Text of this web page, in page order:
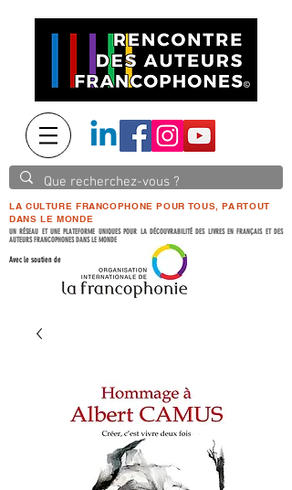
LA CULTURE FRANCOPHONE POUR TOUS, PARTOUT
DANS LE MONDE
UN RÉSEAU ET UNE PLATEFORME UNIQUES POUR LA DÉCOUVRABILITÉ DES LIVRES EN FRANÇAIS ET DES
AUTEURS FRANCOPHONES DANS LE MONDE
Avec le soutien de